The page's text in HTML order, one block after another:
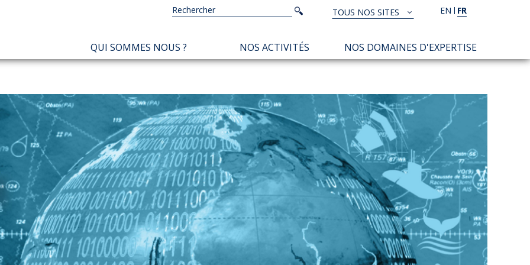
EN FR
TOUS
NOS
SITES
TOUS NOS SITES
Rechercher
Rechercher
NAVIGATION
PRINCIPALE
QUI SOMMES NOUS ? NOS ACTIVITÉS NOS DOMAINES D'EXPERTISE